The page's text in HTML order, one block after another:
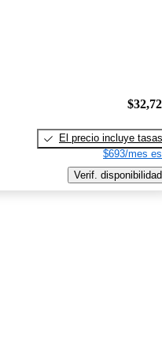
El precio incluye tasas
$693/mes
Verif. disponibilidad